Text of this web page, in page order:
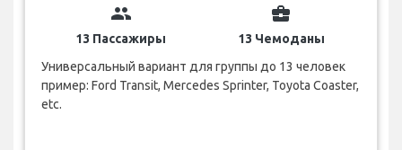
group
13 Пассажиры
business_center
13 Чемоданы
Универсальный вариант для группы до 13 человек
пример: Ford Transit, Mercedes Sprinter, Toyota Coaster,
etc.